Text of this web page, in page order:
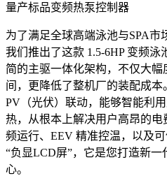
量产标品变频热泵控制器
为了满足全球高端泳池与SPA市
我们推出了这款 1.5-6HP 变频
简的主驱一体化架构，不仅大
间，更降低了整机厂的装配成
PV（光伏）联动，能够智能利
热，从根本上解决用户高昂的电
频运行、EEV 精准控温，以及
“负显LCD屏”，它是您打造新
心。